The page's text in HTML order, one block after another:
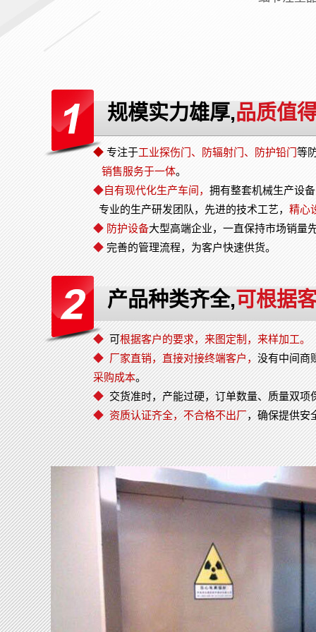
规模实力雄厚,品质值
◆ 专注于工业探伤门、防辐射门、防护铅门等
销售服务于一体。
◆自有现代化生产车间， 拥有整套机械生产设
专业的生产研发团队，先进的技术工艺， 精心
◆ 防护设备大型高端企业，一直保持市场销量
◆ 完善的管理流程，为客户快速供货。
产品种类齐全,可根据
◆可根据客户的要求，来图定制，来样加工
◆ 厂家直销，直接对接终端客户，没有中间商
采购成本。
◆交货准时，产能过硬，订单数量、质量双项
◆ 资质认证齐全，不合格不出厂，确保提供安